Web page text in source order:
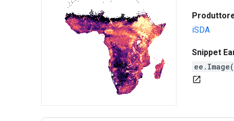
iSDA
Snippet
open_in_new